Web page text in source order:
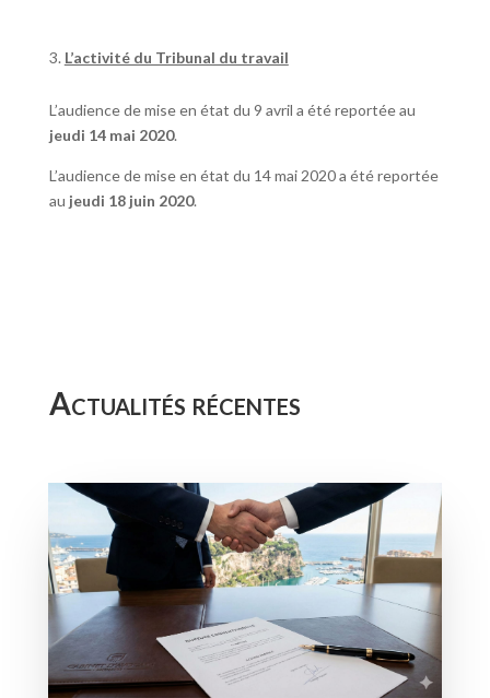
L’activité du Tribunal du travail
L’audience de mise en état du 9 avril a été reportée au
jeudi 14 mai 2020.
L’audience de mise en état du 14 mai 2020 a été reportée
au jeudi 18 juin 2020.
Actualités récentes